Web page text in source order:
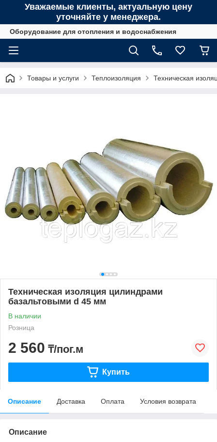
Уважаемые клиенты, актуальную цену
уточняйте у менеджера.
Оборудование для отопления и водоснабжения
Товары и услуги Теплоизоляция Техническая
Техническая изоляция цилиндрами
базальтовыми d 45 мм
В наличии
Розница
2 560 ₸/пог.м
Купить
Описание Доставка Оплата Условия возврата
Описание